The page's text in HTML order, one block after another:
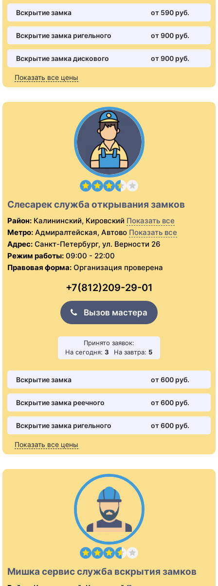
Вскрытие замка от 590 pуб.
Вскрытие замка ригельного от 900 pуб.
Вскрытие замка дискового от 900 pуб.
Показать все цены
Слесарек служба открывания замков
Район: Калининский, Кировский Показать все
Метро: Адмиралтейская, Автово Показать все
Адрес: Санкт-Петербург, ул. Верности 26
Режим работы: 09:00 - 22:00
Правовая форма: Организация проверена
+7(812)209-29-01
Вызов мастера
Принято заявок:
На сегодня: 3 На завтра: 5
Вскрытие замка от 600 pуб.
Вскрытие замка реечного от 600 pуб.
Вскрытие замка ригельного от 600 pуб.
Показать все цены
Мишка сервис служба вскрытия замков